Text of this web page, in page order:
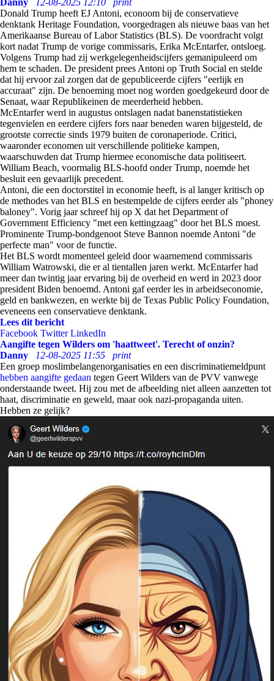
Danny 12-08-2025 12:10
print
Donald Trump heeft EJ Antoni, econoom bij de conservatieve
denktank Heritage Foundation, voorgedragen als nieuwe baas van het
Amerikaanse Bureau of Labor Statistics (BLS). De voordracht volgt
kort nadat Trump de vorige commissaris, Erika McEntarfer, ontsloeg.
Volgens Trump had zij werkgelegenheidscijfers gemanipuleerd om
hem te schaden. De president prees Antoni op Truth Social en stelde
dat hij ervoor zal zorgen dat de gepubliceerde cijfers "eerlijk en
accuraat" zijn. De benoeming moet nog worden goedgekeurd door de
Senaat, waar Republikeinen de meerderheid hebben.
McEntarfer werd in augustus ontslagen nadat banenstatistieken
tegenvielen en eerdere cijfers fors naar beneden waren bijgesteld, de
grootste correctie sinds 1979 buiten de coronaperiode. Critici,
waaronder economen uit verschillende politieke kampen,
waarschuwden dat Trump hiermee economische data politiseert.
William Beach, voormalig BLS-hoofd onder Trump, noemde het
besluit een gevaarlijk precedent.
Antoni, die een doctorstitel in economie heeft, is al langer kritisch op
de methodes van het BLS en bestempelde de cijfers eerder als "phoney
baloney". Vorig jaar schreef hij op X dat het Department of
Government Efficiency "met een kettingzaag" door het BLS moest.
Prominente Trump-bondgenoot Steve Bannon noemde Antoni "de
perfecte man" voor de functie.
Het BLS wordt momenteel geleid door waarnemend commissaris
William Watrowski, die er al tientallen jaren werkt. McEntarfer had
meer dan twintig jaar ervaring bij de overheid en werd in 2023 door
president Biden benoemd. Antoni gaf eerder les in arbeids­economie,
geld en bankwezen, en werkte bij de Texas Public Policy Foundation,
eveneens een conservatieve denktank.
Lees dit bericht
Facebook Twitter LinkedIn
Aangifte tegen Wilders om 'haattweet'. Terecht of onzin?
Danny
12-08-2025 11:55
print
Een groep moslimbelangenorganisaties en een discriminatiemeldpunt
hebben aangifte gedaan tegen Geert Wilders van de PVV vanwege
onderstaande tweet. Hij zou met de afbeelding niet alleen aanzetten tot
haat, discriminatie en geweld, maar ook nazi-propaganda uiten.
Hebben ze gelijk?